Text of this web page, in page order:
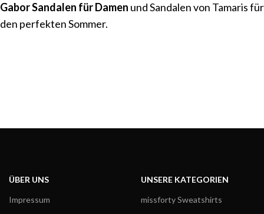
Gabor Sandalen für Damen und Sandalen von Tamaris für
den perfekten Sommer.
ÜBER UNS
Impressum
UNSERE KATEGORIEN
missforty Sweatshirts